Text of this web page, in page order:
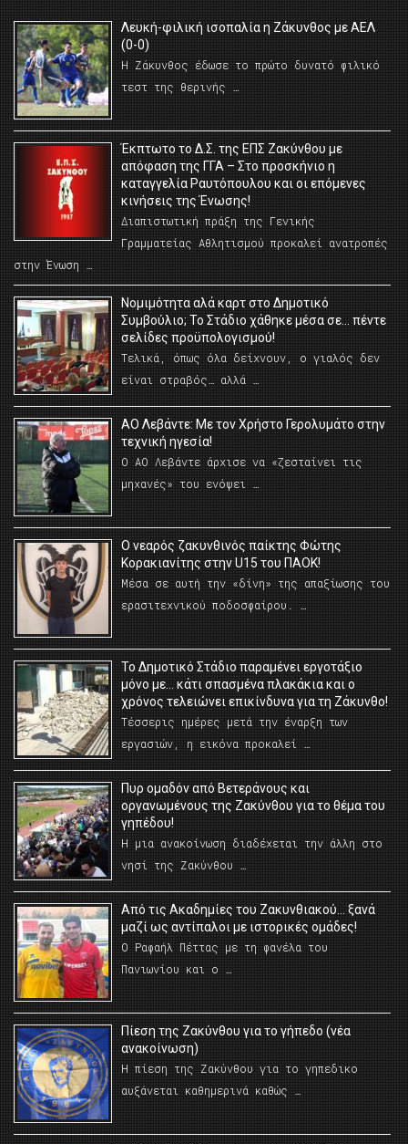
Λευκή-φιλική ισοπαλία η Ζάκυνθος με ΑΕΛ
(0-0)
Η Ζάκυνθος έδωσε το πρώτο δυνατό φιλικό
τεστ της θερινής …
Έκπτωτο το Δ.Σ. της ΕΠΣ Ζακύνθου με
απόφαση της ΓΓΑ – Στο προσκήνιο η
καταγγελία Ραυτόπουλου και οι επόμενες
κινήσεις της Ένωσης!
Διαπιστωτική πράξη της Γενικής
Γραμματείας Αθλητισμού προκαλεί ανατροπές
στην Ένωση …
Νομιμότητα αλά καρτ στο Δημοτικό
Συμβούλιο; Το Στάδιο χάθηκε μέσα σε… πέντε
σελίδες προϋπολογισμού!
Τελικά, όπως όλα δείχνουν, ο γιαλός δεν
είναι στραβός… αλλά …
ΑΟ Λεβάντε: Με τον Χρήστο Γερολυμάτο στην
τεχνική ηγεσία!
Ο ΑΟ Λεβάντε άρχισε να «ζεσταίνει τις
μηχανές» του ενόψει …
O νεαρός ζακυνθινός παίκτης Φώτης
Κορακιανίτης στην U15 του ΠΑΟΚ!
Μέσα σε αυτή την «δίνη» της απαξίωσης του
ερασιτεχνικού ποδοσφαίρου. …
Το Δημοτικό Στάδιο παραμένει εργοτάξιο
μόνο με… κάτι σπασμένα πλακάκια και ο
χρόνος τελειώνει επικίνδυνα για τη Ζάκυνθο!
Τέσσερις ημέρες μετά την έναρξη των
εργασιών, η εικόνα προκαλεί …
Πυρ ομαδόν από Βετεράνους και
οργανωμένους της Ζακύνθου για το θέμα του
γηπέδου!
Η μια ανακοίνωση διαδέχεται την άλλη στο
νησί της Ζακύνθου …
Από τις Ακαδημίες του Ζακυνθιακού… ξανά
μαζί ως αντίπαλοι με ιστορικές ομάδες!
Ο Ραφαήλ Πέττας με τη φανέλα του
Πανιωνίου και ο …
Πίεση της Ζακύνθου για το γήπεδο (νέα
ανακοίνωση)
Η πίεση της Ζακύνθου για το γηπεδικο
αυξάνεται καθημερινά καθώς …